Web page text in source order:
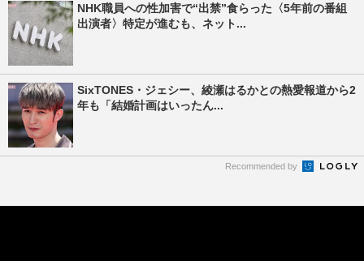
NHK職員への性加害で“出禁”食らった〈5年前の番組
出演者〉特定が進むも、ネット...
SixTONES・ジェシー、綾瀬はるかとの熱愛報道から2
年も「結婚計画はいったん...
Recommended by